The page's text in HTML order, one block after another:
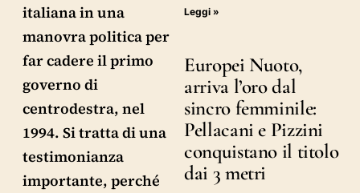
italiana in una
manovra politica per
far cadere il primo
governo di
centrodestra, nel
1994. Si tratta di una
testimonianza
importante, perché
Leggi »
Europei Nuoto,
arriva l’oro dal
sincro femminile:
Pellacani e Pizzini
conquistano il titolo
dai 3 metri